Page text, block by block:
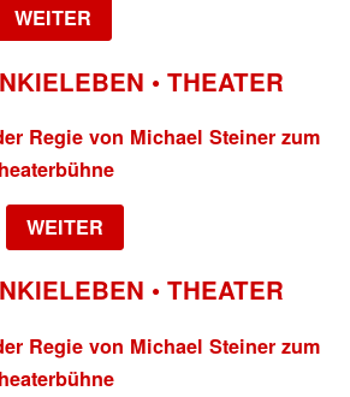
WEITER
• THEATER
Regie von Michael Steiner zum
WEITER
• THEATER
Regie von Michael Steiner zum